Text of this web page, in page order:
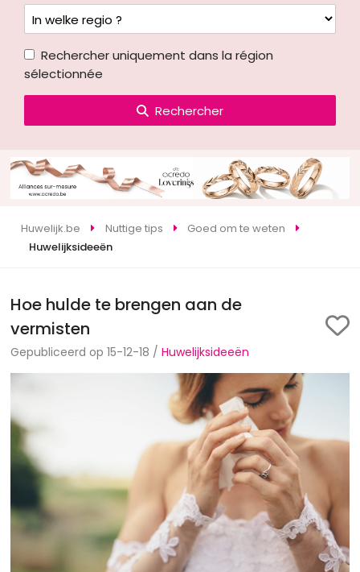
Rechercher uniquement dans la région
sélectionnée
Rechercher
Huwelijk.be Nuttige tips
Goed om te weten
Huwelijksideeën
Hoe hulde te brengen aan de
vermisten
Gepubliceerd op 15-12-18 /Huwelijksideeën